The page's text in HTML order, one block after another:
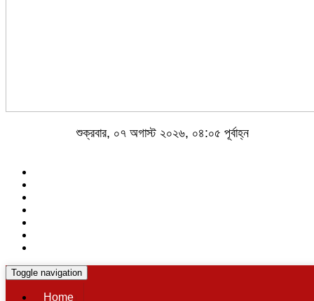
শুক্রবার, ০৭ অগাস্ট ২০২৬, ০৪:০৫ পূর্বাহ্ন
Toggle navigation
Home